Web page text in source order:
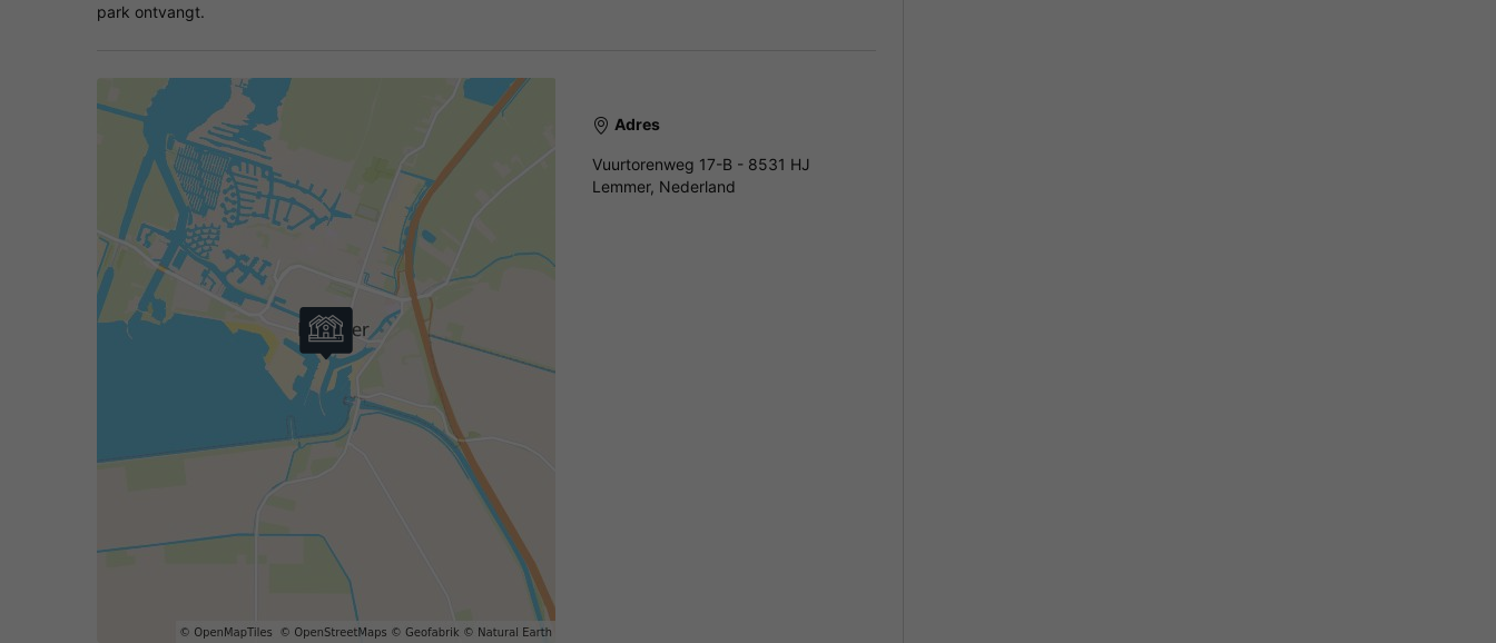
park ontvangt.
Adres
Vuurtorenweg 17-B - 8531 HJ
Lemmer, Nederland